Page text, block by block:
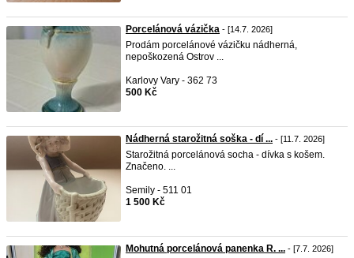
Porcelánová vázička - [14.7. 2026]
Prodám porcelánové vázičku nádherná,
nepoškozená Ostrov ...
Karlovy Vary - 362 73
500 Kč
Nádherná starožitná soška - dí ... - [11.7. 2026]
Starožitná porcelánová socha - dívka s košem.
Značeno. ...
Semily - 511 01
1 500 Kč
Mohutná porcelánová panenka R. ... - [7.7. 2026]